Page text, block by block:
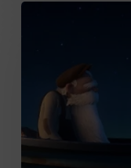
Мультфильм
luna»